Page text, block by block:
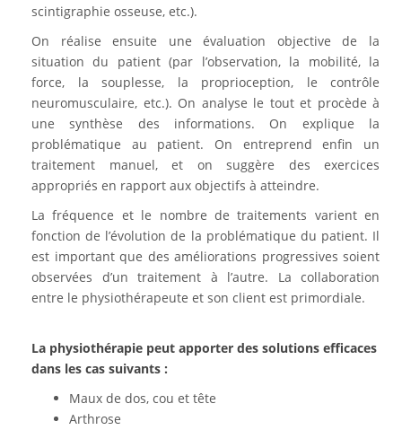
scintigraphie osseuse, etc.).
On réalise ensuite une évaluation objective de la
situation du patient (par l’observation, la mobilité, la
force, la souplesse, la proprioception, le contrôle
neuromusculaire, etc.). On analyse le tout et procède à
une synthèse des informations. On explique la
problématique au patient. On entreprend enfin un
traitement manuel, et on suggère des exercices
appropriés en rapport aux objectifs à atteindre.
La fréquence et le nombre de traitements varient en
fonction de l’évolution de la problématique du patient. Il
est important que des améliorations progressives soient
observées d’un traitement à l’autre. La collaboration
entre le physiothérapeute et son client est primordiale.
La physiothérapie peut apporter des solutions efficaces
dans les cas suivants :
Maux de dos, cou et tête
Arthrose